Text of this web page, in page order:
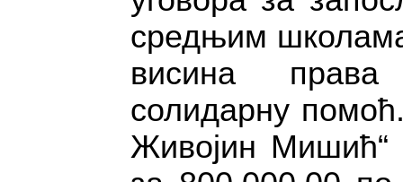
средњим
висина
солидарну
Живојин Мишић“